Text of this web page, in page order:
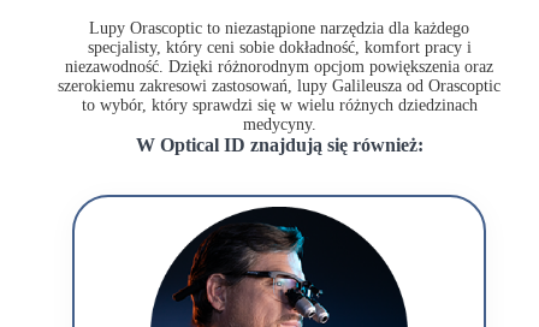
Lupy Orascoptic to niezastąpione narzędzia dla każdego
specjalisty, który ceni sobie dokładność, komfort pracy i
niezawodność. Dzięki różnorodnym opcjom powiększenia oraz
szerokiemu zakresowi zastosowań, lupy Galileusza od Orascoptic
to wybór, który sprawdzi się w wielu różnych dziedzinach
medycyny.
W Optical ID znajdują się również: